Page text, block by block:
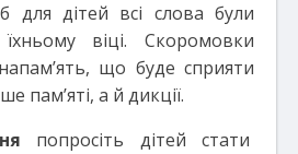
для дітей всі слова були
віці. Скоромовки
що буде сприяти
пам’яті, а й дикції.
попросіть дітей стати